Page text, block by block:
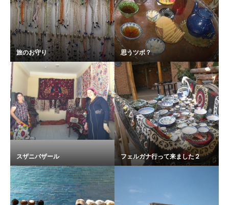
旅のお守り 思うツボ？
スザニバザール フェルガナ行って来ました２